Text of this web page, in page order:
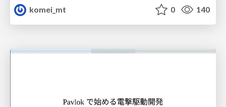
komei_mt
0 140